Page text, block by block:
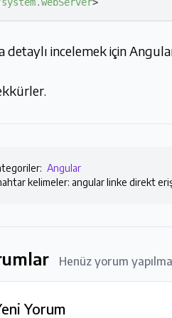
detaylı incelemek için
Angular
kelimeler: angular linke direkt
Henüz yorum
Yorum